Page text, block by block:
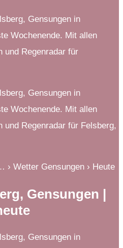
Gensungen in
Wochenende. Mit allen
und Regenradar für
Gensungen in
Wochenende. Mit allen
und Regenradar für Felsberg,
› Wetter Gensungen › Heute
Gensungen |
Gensungen in